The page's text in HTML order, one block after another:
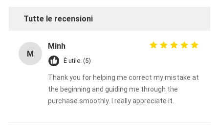
Tutte le recensioni
M
Minh
È utile. (5)
Thank you for helping me correct my mistake at
the beginning and guiding me through the
purchase smoothly. I really appreciate it.